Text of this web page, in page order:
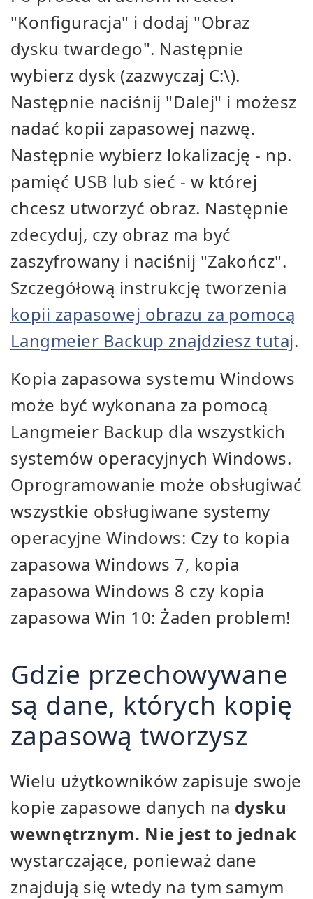
"Konfiguracja" i dodaj "Obraz
dysku twardego". Następnie
wybierz dysk (zazwyczaj C:\).
Następnie naciśnij "Dalej" i możesz
nadać kopii zapasowej nazwę.
Następnie wybierz lokalizację - np.
pamięć USB lub sieć - w której
chcesz utworzyć obraz. Następnie
zdecyduj, czy obraz ma być
zaszyfrowany i naciśnij "Zakończ".
Szczegółową instrukcję tworzenia
kopii zapasowej obrazu za pomocą
Langmeier Backup znajdziesz tutaj.
Kopia zapasowa systemu Windows
może być wykonana za pomocą
Langmeier Backup dla wszystkich
systemów operacyjnych Windows.
Oprogramowanie może obsługiwać
wszystkie obsługiwane systemy
operacyjne Windows: Czy to kopia
zapasowa Windows 7, kopia
zapasowa Windows 8 czy kopia
zapasowa Win 10: Żaden problem!
Gdzie przechowywane
są dane, których kopię
zapasową tworzysz
Wielu użytkowników zapisuje swoje
kopie zapasowe danych na dysku
wewnętrznym. Nie jest to jednak
wystarczające, ponieważ dane
znajdują się wtedy na tym samym